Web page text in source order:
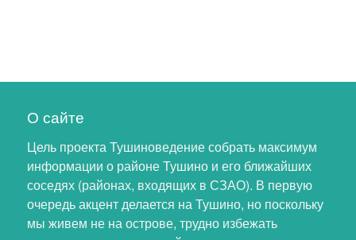
О сайте
Цель проекта Тушиноведение собрать максимум
информации о районе Тушино и его ближайших
соседях (районах, входящих в СЗАО). В первую
очередь акцент делается на Тушино, но поскольку
мы живем не на острове, трудно избежать